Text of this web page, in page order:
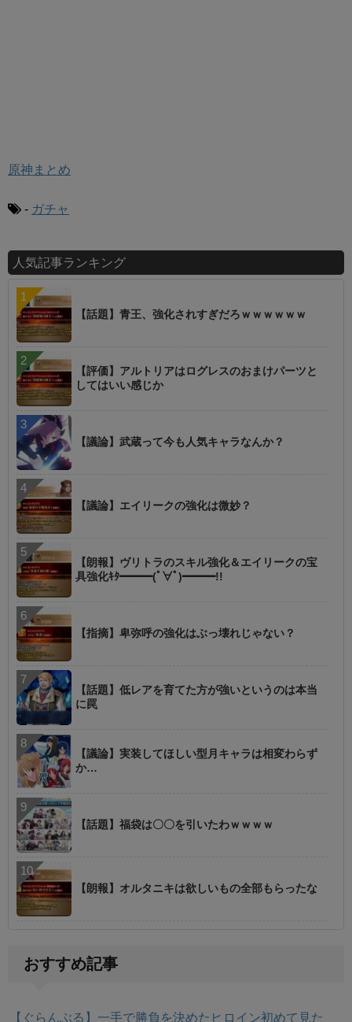
原神まとめ
- ガチャ
人気記事ランキング
【話題】青王、強化されすぎだろｗｗｗｗｗｗ
【評価】アルトリアはログレスのおまけパーツと
してはいい感じか
【議論】武蔵って今も人気キャラなんか？
【議論】エイリークの強化は微妙？
【朗報】ヴリトラのスキル強化＆エイリークの宝
具強化ｷﾀ━━━(ﾟ∀ﾟ)━━━!!
【指摘】卑弥呼の強化はぶっ壊れじゃない？
【話題】低レアを育てた方が強いというのは本当
に罠
【議論】実装してほしい型月キャラは相変わらず
か…
【話題】福袋は〇〇を引いたわｗｗｗｗ
【朗報】オルタニキは欲しいもの全部もらったな
おすすめ記事
【ぐらんぶる】一手で勝負を決めたヒロイン初めて見た